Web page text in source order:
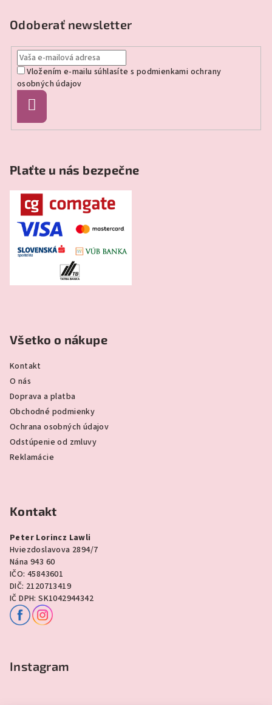
Odoberať newsletter
Vložením e-mailu súhlasíte s podmienkami ochrany
osobných údajov
Plaťte u nás bezpečne
Všetko o nákupe
Kontakt
O nás
Doprava a platba
Obchodné podmienky
Ochrana osobných údajov
Odstúpenie od zmluvy
Reklamácie
Kontakt
Peter Lorincz Lawli
Hviezdoslavova 2894/7
Nána 943 60
IČO: 45843601
DIČ: 2120713419
IČ DPH: SK1042944342
Instagram